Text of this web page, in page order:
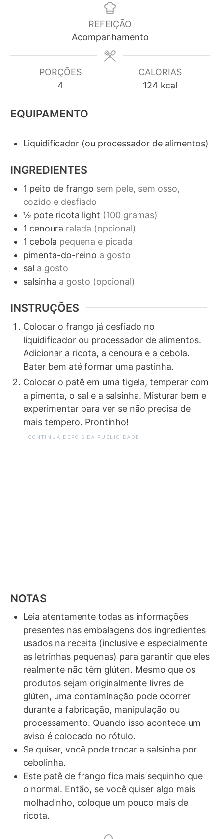
REFEIÇÃO
Acompanhamento
PORÇÕES
4
CALORIAS
124 kcal
EQUIPAMENTO
Liquidificador (ou processador de alimentos)
INGREDIENTES
1 peito de frango sem pele, sem osso,
cozido e desfiado
½ pote ricota light (100 gramas)
1 cenoura ralada (opcional)
1 cebola pequena e picada
pimenta-do-reino a gosto
sal a gosto
salsinha a gosto (opcional)
INSTRUÇÕES
Colocar o frango já desfiado no
liquidificador ou processador de alimentos.
Adicionar a ricota, a cenoura e a cebola.
Bater bem até formar uma pastinha.
Colocar o patê em uma tigela, temperar com
a pimenta, o sal e a salsinha. Misturar bem e
experimentar para ver se não precisa de
mais tempero. Prontinho!
CONTINUA DEPOIS DA PUBLICIDADE
NOTAS
Leia atentamente todas as informações
presentes nas embalagens dos ingredientes
usados na receita (inclusive e especialmente
as letrinhas pequenas) para garantir que eles
realmente não têm glúten. Mesmo que os
produtos sejam originalmente livres de
glúten, uma contaminação pode ocorrer
durante a fabricação, manipulação ou
processamento. Quando isso acontece um
aviso é colocado no rótulo.
Se quiser, você pode trocar a salsinha por
cebolinha.
Este patê de frango fica mais sequinho que
o normal. Então, se você quiser algo mais
molhadinho, coloque um pouco mais de
ricota.